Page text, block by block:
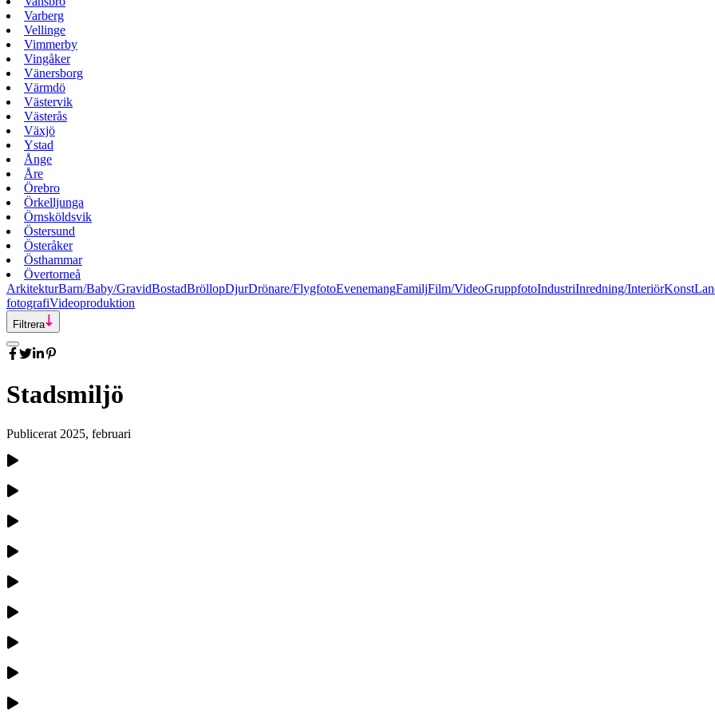
Varberg
Vellinge
Vimmerby
Vingåker
Vänersborg
Värmdö
Västervik
Västerås
Växjö
Ystad
Ånge
Åre
Örebro
Örkelljunga
Örnsköldsvik
Östersund
Österåker
Östhammar
Övertorneå
ArkitekturBarn/Baby/GravidBostadBröllopDjurDrönare/FlygfotoEvenemangFamiljFilm/VideoGruppfotoIndustriInredning/InteriörKonst
fotografiVideoproduktion
Filtrera
Stadsmiljö
Publicerat 2025, februari